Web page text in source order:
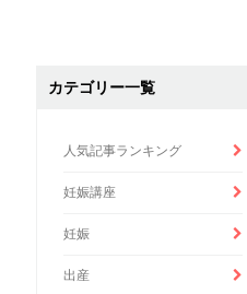
カテゴリー一覧
人気記事ランキング
妊娠講座
妊娠
出産